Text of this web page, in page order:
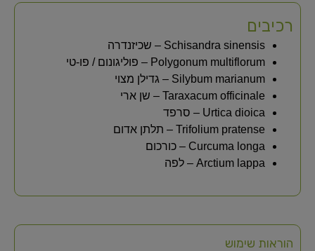
רכיבים
Schisandra sinensis – שכיזנדרה
Polygonum multiflorum – פוליגונום / פו-טי
Silybum marianum – גדילן מצוי
Taraxacum officinale – שן ארי
Urtica dioica – סרפד
Trifolium pratense – תלתן אדום
Curcuma longa – כורכום
Arctium lappa – לפה
הוראות שימוש